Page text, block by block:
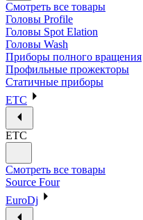
Смотреть все товары
Головы Profile
Головы Spot Elation
Головы Wash
Приборы полного вращения
Профильные прожекторы
Статичные приборы
ETC
ETC
Смотреть все товары
Source Four
EuroDj